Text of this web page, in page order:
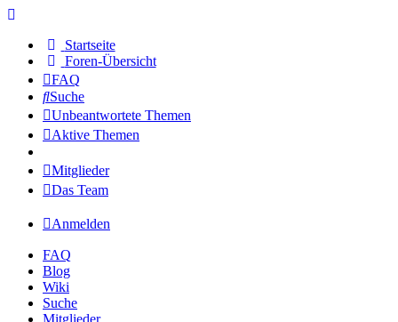
Startseite
Foren-Übersicht
FAQ
Suche
Unbeantwortete Themen
Aktive Themen
Mitglieder
Das Team
Anmelden
FAQ
Blog
Wiki
Suche
Mitglieder